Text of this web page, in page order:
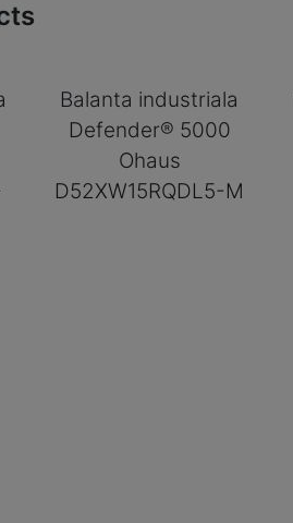
Balanta industriala
Defender® 5000
Ohaus
D52XW15RQDL5-M